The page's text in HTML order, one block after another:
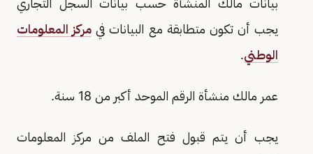
بيانات مالك المنشأة حسب بيانات السجل التجاري
يجب أن تكون متطابقة مع البيانات في مركز المعلومات
الوطني.
عمر مالك منشأة الرقم الموحد أكبر من 18 سنة.
يجب أن يتم قبول فتح الملف من مركز المعلومات